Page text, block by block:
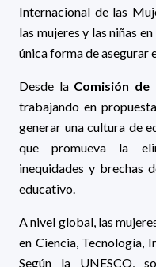
Internacional de las
las mujeres y las niñas
única forma de asegurar
Desde la Comisión de
trabajando en
generar una cultura de
que promueva la
inequidades y brechas
educativo.
A nivel global, las
en Ciencia, Tecnología,
Según la UNESCO,